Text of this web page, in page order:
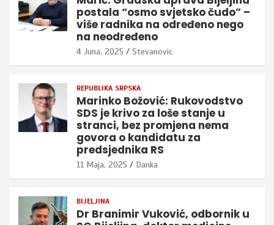
postala “osmo svjetsko čudo” –
više radnika na određeno nego
na neodređeno
4 Juna, 2025 Stevanovic
REPUBLIKA SRPSKA
Marinko Božović: Rukovodstvo
SDS je krivo za loše stanje u
stranci, bez promjena nema
govora o kandidatu za
predsjednika RS
11 Maja, 2025 Danka
BIJELJINA
Dr Branimir Vuković, odbornik u